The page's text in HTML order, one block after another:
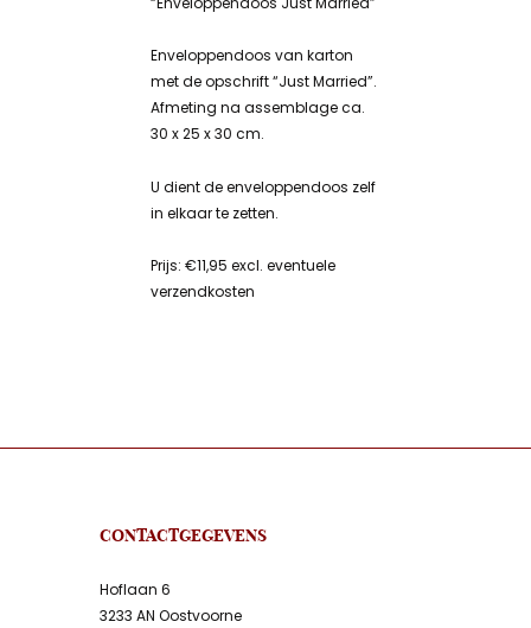
Enveloppendoos van karton
met de opschrift “Just Married”.
Afmeting na assemblage ca.
30 x 25 x 30 cm.
U dient de enveloppendoos zelf
in elkaar te zetten.
Prijs: €11,95 excl. eventuele
verzendkosten
CONTACTGEGEVENS
Hoflaan 6
3233 AN Oostvoorne